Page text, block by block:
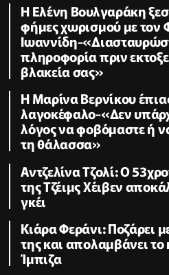
Η Ελένη Βουλγαράκη
φήμες χωρισμού με τον
Ιωαννίδη-
πληροφορία πριν
βλακεία σας»
Η Μαρίνα Βερνίκου
λαγοκέφαλο-«Δεν
λόγος να φοβόμαστε ή
τη θάλασσα»
Αντζελίνα Τζολί: Ο
της Τζέιμς Χέιβεν
γκέι
Κιάρα Φεράνι: Ποζάρει
της και απολαμβάνει το
Ίμπιζα